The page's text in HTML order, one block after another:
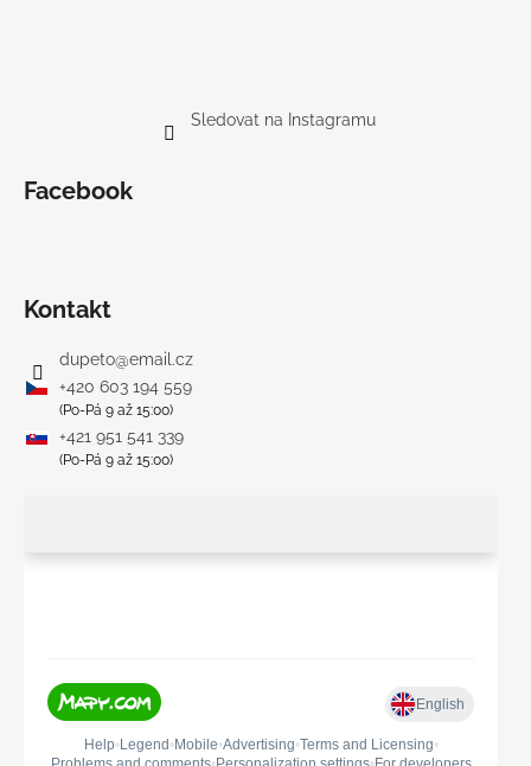
Sledovat na Instagramu
Facebook
Kontakt
dupeto@email.cz
+420 603 194 559
(Po-Pá 9 až 15:00)
+421 951 541 339
(Po-Pá 9 až 15:00)